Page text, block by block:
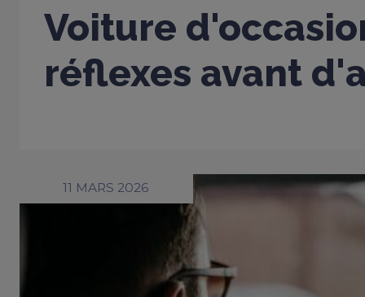
Voiture
réflexes avant
11 MARS 2026